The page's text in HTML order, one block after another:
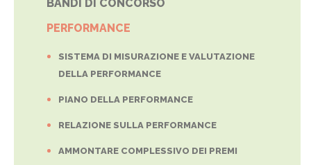
BANDI DI CONCORSO
PERFORMANCE
SISTEMA DI MISURAZIONE E VALUTAZIONE
DELLA PERFORMANCE
PIANO DELLA PERFORMANCE
RELAZIONE SULLA PERFORMANCE
AMMONTARE COMPLESSIVO DEI PREMI